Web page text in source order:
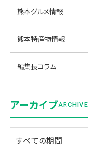
熊本グルメ情報
熊本特産物情報
編集長コラム
アーカイブARCHIVE